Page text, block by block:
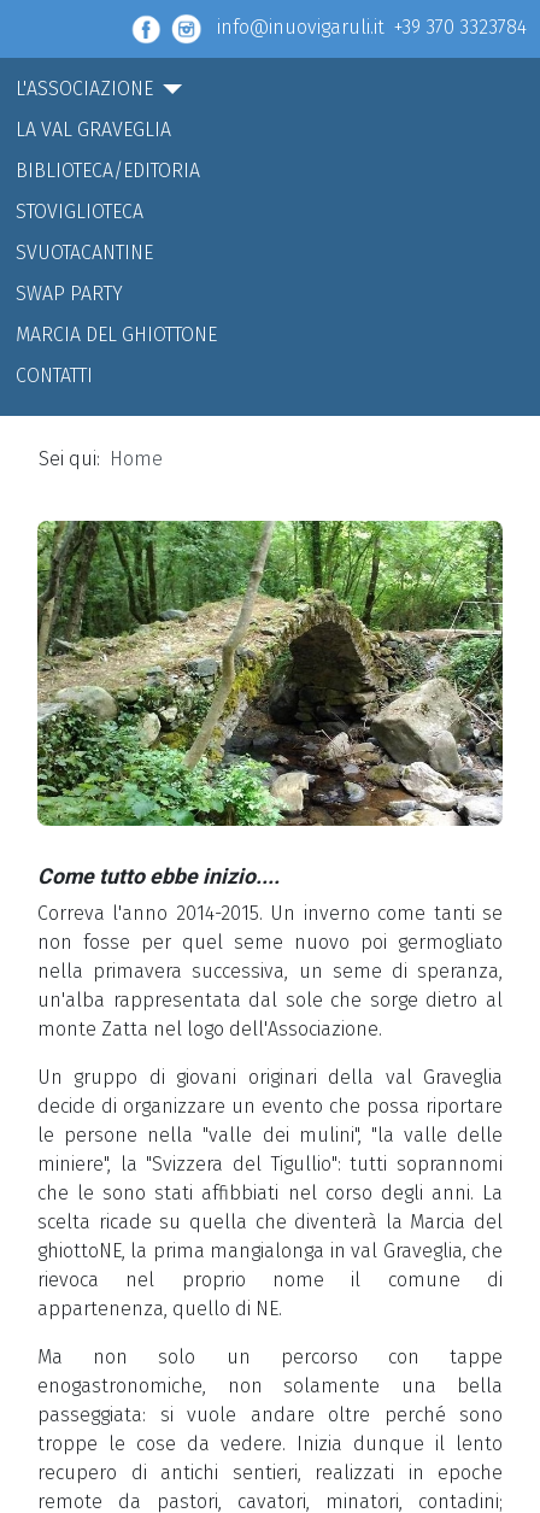
info@inuovigaruli.it +39 370 3323784
L'ASSOCIAZIONE
LA VAL GRAVEGLIA
BIBLIOTECA/EDITORIA
STOVIGLIOTECA
SVUOTACANTINE
SWAP PARTY
MARCIA DEL GHIOTTONE
CONTATTI
Sei qui: Home
Come tutto ebbe inizio....
Correva l'anno 2014-2015. Un inverno come tanti se
non fosse per quel seme nuovo poi germogliato
nella primavera successiva, un seme di speranza,
un'alba rappresentata dal sole che sorge dietro al
monte Zatta nel logo dell'Associazione.
Un gruppo di giovani originari della val Graveglia
decide di organizzare un evento che possa riportare
le persone nella "valle dei mulini", "la valle delle
miniere", la "Svizzera del Tigullio": tutti soprannomi
che le sono stati affibbiati nel corso degli anni. La
scelta ricade su quella che diventerà la Marcia del
ghiottoNE, la prima mangialonga in val Graveglia, che
rievoca nel proprio nome il comune di
appartenenza, quello di NE.
Ma non solo un percorso con tappe
enogastronomiche, non solamente una bella
passeggiata: si vuole andare oltre perché sono
troppe le cose da vedere. Inizia dunque il lento
recupero di antichi sentieri, realizzati in epoche
remote da pastori, cavatori, minatori, contadini;